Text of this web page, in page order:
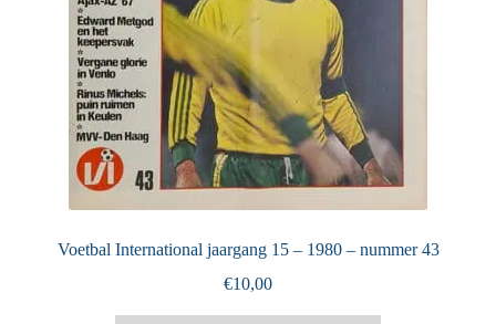
Voetbal International jaargang 15 – 1980 – nummer 43
€10,00